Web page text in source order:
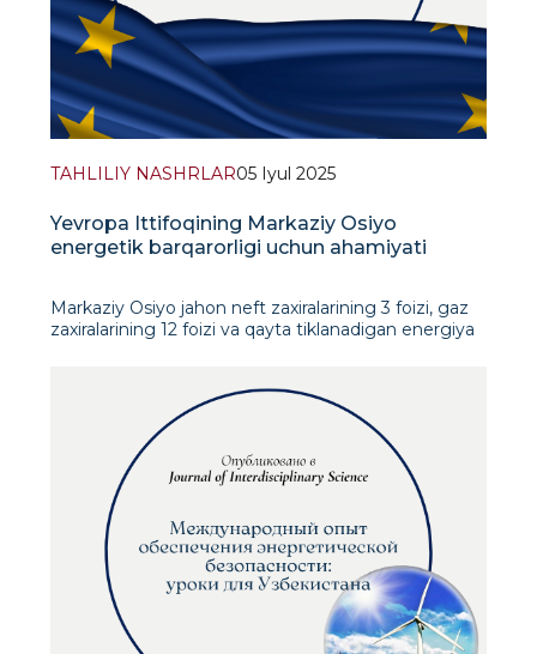
TAHLILIY NASHRLAR05 Iyul 2025
Yevropa Ittifoqining Markaziy Osiyo
energetik barqarorligi uchun ahamiyati
Markaziy Osiyo jahon neft zaxiralarining 3 foizi, gaz
zaxiralarining 12 foizi va qayta tiklanadigan energiya
Ukrainada urush boshlanganidan so‘ng, Yevropa